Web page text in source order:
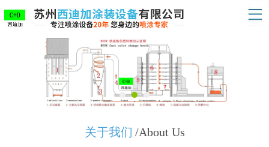
关于我们 /About Us